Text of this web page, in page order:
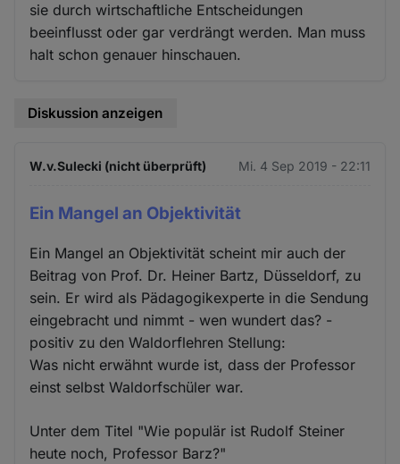
sie durch wirtschaftliche Entscheidungen
beeinflusst oder gar verdrängt werden. Man muss
halt schon genauer hinschauen.
Diskussion anzeigen
W.v.Sulecki (nicht überprüft) Mi. 4 Sep 2019 - 22:11
Ein Mangel an Objektivität
Ein Mangel an Objektivität scheint mir auch der
Beitrag von Prof. Dr. Heiner Bartz, Düsseldorf, zu
sein. Er wird als Pädagogikexperte in die Sendung
eingebracht und nimmt - wen wundert das? -
positiv zu den Waldorflehren Stellung:
Was nicht erwähnt wurde ist, dass der Professor
einst selbst Waldorfschüler war.
Unter dem Titel "Wie populär ist Rudolf Steiner
heute noch, Professor Barz?"